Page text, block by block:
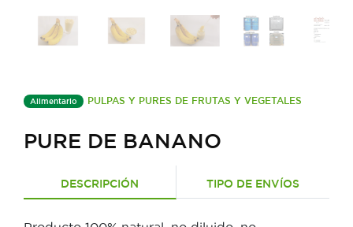
Alimentario PULPAS Y PURES DE FRUTAS Y VEGETALES
PURE DE BANANO
DESCRIPCIÓN TIPO DE ENVÍOS